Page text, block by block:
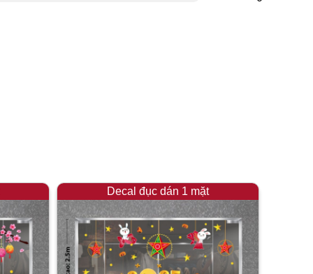
Decal đục dán 1 mặt